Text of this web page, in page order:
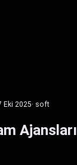
Eki 2025· soft
Ajansları